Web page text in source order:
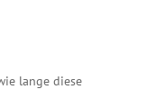
lange diese